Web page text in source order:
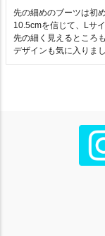
先の細めのブーツは初
10.5cmを信じて、Lサ
先の細く見えるところ